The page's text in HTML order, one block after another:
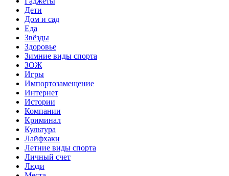
Дети
Дом и сад
Еда
Звёзды
Здоровье
Зимние виды спорта
ЗОЖ
Игры
Импортозамещение
Интернет
Истории
Компании
Криминал
Культура
Лайфхаки
Летние виды спорта
Личный счет
Люди